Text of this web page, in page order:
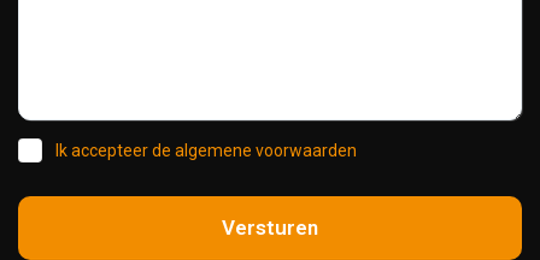
Ik accepteer de algemene voorwaarden
Versturen